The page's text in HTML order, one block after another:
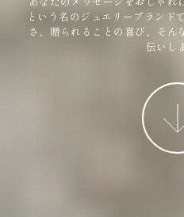
という名のジュエリーブランドで
さ、贈られることの喜び、そん
伝いし